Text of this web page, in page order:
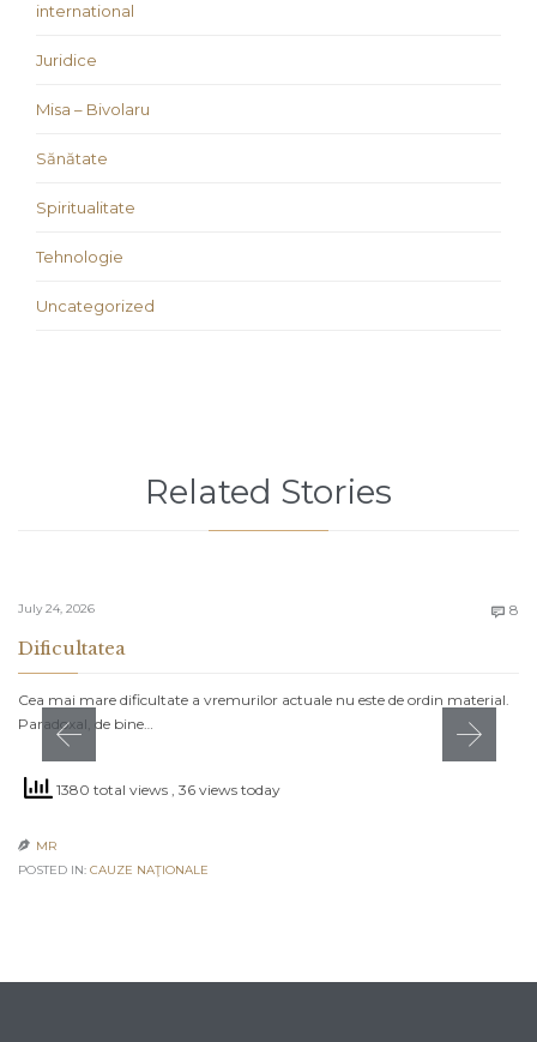
international
Juridice
Misa – Bivolaru
Sănătate
Spiritualitate
Tehnologie
Uncategorized
Related Stories
July 24, 2026  8
Dificultatea
Cea mai mare dificultate a vremurilor actuale nu este de ordin material.
Paradoxal, de bine…
1380 total views , 36 views today
 MR
POSTED IN: CAUZE NAŢIONALE